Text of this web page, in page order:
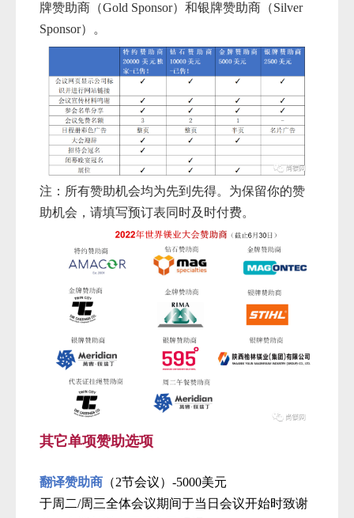
牌赞助商（Gold Sponsor）和银牌赞助商（Silver
Sponsor）。
注：所有赞助机会均为先到先得。为保留你的赞
助机会，请填写预订表同时及时付费。
其它单项赞助选项
翻译赞助商 （2节会议） -5000美元
于周二/周三全体会议期间于当日会议开始时致谢